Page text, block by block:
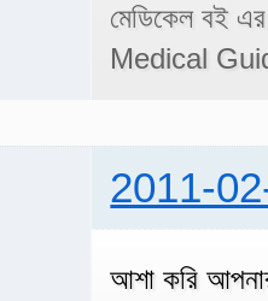
মেডিকেল বই
Medical
2011-
আশা করি